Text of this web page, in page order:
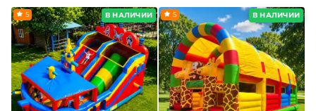
В НАЛИЧИИ
5 В НАЛИЧИИ
5